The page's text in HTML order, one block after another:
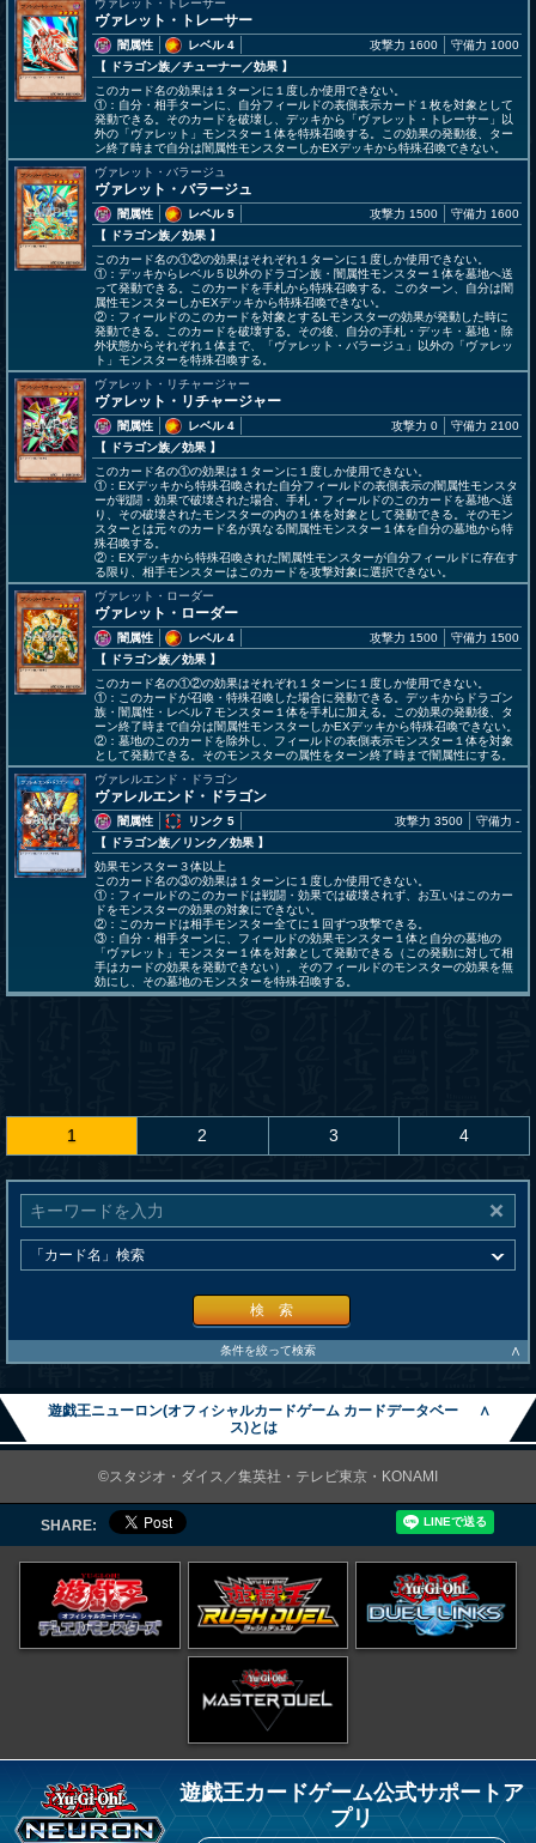
ヴァレット・トレーサー
ヴァレット・トレーサー
闇属性
レベル 4
【 ドラゴン族／チューナー／効果 】
攻撃力 1600 守備力 1000
このカード名の効果は１ターンに１度しか使用できない。
①：自分・相手ターンに、自分フィールドの表側表示カード１枚を対象として
発動できる。そのカードを破壊し、デッキから「ヴァレット・トレーサー」以
外の「ヴァレット」モンスター１体を特殊召喚する。この効果の発動後、ター
ン終了時まで自分は闇属性モンスターしかEXデッキから特殊召喚できない。
ヴァレット・バラージュ
ヴァレット・バラージュ
闇属性
レベル 5
【 ドラゴン族／効果 】
攻撃力 1500 守備力 1600
このカード名の①②の効果はそれぞれ１ターンに１度しか使用できない。
①：デッキからレベル５以外のドラゴン族・闇属性モンスター１体を墓地へ送
って発動できる。このカードを手札から特殊召喚する。このターン、自分は闇
属性モンスターしかEXデッキから特殊召喚できない。
②：フィールドのこのカードを対象とするLモンスターの効果が発動した時に
発動できる。このカードを破壊する。その後、自分の手札・デッキ・墓地・除
外状態からそれぞれ１体まで、「ヴァレット・バラージュ」以外の「ヴァレッ
ト」モンスターを特殊召喚する。
ヴァレット・リチャージャー
ヴァレット・リチャージャー
闇属性
レベル 4
【 ドラゴン族／効果 】
攻撃力 0 守備力 2100
このカード名の①の効果は１ターンに１度しか使用できない。
①：EXデッキから特殊召喚された自分フィールドの表側表示の闇属性モンスタ
ーが戦闘・効果で破壊された場合、手札・フィールドのこのカードを墓地へ送
り、その破壊されたモンスターの内の１体を対象として発動できる。そのモン
スターとは元々のカード名が異なる闇属性モンスター１体を自分の墓地から特
殊召喚する。
②：EXデッキから特殊召喚された闇属性モンスターが自分フィールドに存在す
る限り、相手モンスターはこのカードを攻撃対象に選択できない。
ヴァレット・ローダー
ヴァレット・ローダー
闇属性
レベル 4
【 ドラゴン族／効果 】
攻撃力 1500 守備力 1500
このカード名の①②の効果はそれぞれ１ターンに１度しか使用できない。
①：このカードが召喚・特殊召喚した場合に発動できる。デッキからドラゴン
族・闇属性・レベル７モンスター１体を手札に加える。この効果の発動後、タ
ーン終了時まで自分は闇属性モンスターしかEXデッキから特殊召喚できない。
②：墓地のこのカードを除外し、フィールドの表側表示モンスター１体を対象
として発動できる。そのモンスターの属性をターン終了時まで闇属性にする。
ヴァレルエンド・ドラゴン
ヴァレルエンド・ドラゴン
闇属性
リンク 5
【 ドラゴン族／リンク／効果 】
攻撃力 3500 守備力 -
効果モンスター３体以上
このカード名の③の効果は１ターンに１度しか使用できない。
①：フィールドのこのカードは戦闘・効果では破壊されず、お互いはこのカー
ドをモンスターの効果の対象にできない。
②：このカードは相手モンスター全てに１回ずつ攻撃できる。
③：自分・相手ターンに、フィールドの効果モンスター１体と自分の墓地の
「ヴァレット」モンスター１体を対象として発動できる（この発動に対して相
手はカードの効果を発動できない）。そのフィールドのモンスターの効果を無
効にし、その墓地のモンスターを特殊召喚する。
1 2 3 4
検 索
条件を絞って検索 ∧
遊戯王ニューロン(オフィシャルカードゲーム カードデータベー
ス)とは
∧
©スタジオ・ダイス／集英社・テレビ東京・KONAMI
SHARE:
遊戯王カードゲーム公式サポートア
プリ